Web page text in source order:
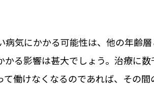
病気にかかる可能性は、他の年齢
かる影響は甚大でしょう。治療に
て働けなくなるのであれば、その間